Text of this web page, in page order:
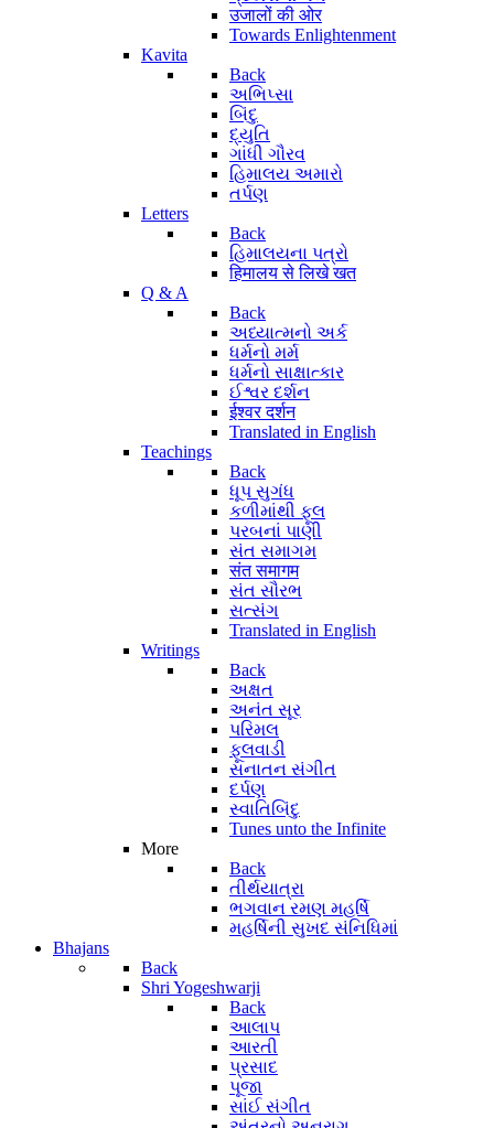
उजालों की ओर
Towards Enlightenment
Kavita
Back
અભિપ્સા
બિંદુ
દ્યુતિ
ગાંધી ગૌરવ
હિમાલય અમારો
તર્પણ
Letters
Back
હિમાલયના પત્રો
हिमालय से लिखे खत
Q & A
Back
અધ્યાત્મનો અર્ક
ધર્મનો મર્મ
ધર્મનો સાક્ષાત્કાર
ઈશ્વર દર્શન
ईश्वर दर्शन
Translated in English
Teachings
Back
ધૂપ સુગંધ
કળીમાંથી ફૂલ
પરબનાં પાણી
સંત સમાગમ
संत समागम
સંત સૌરભ
સત્સંગ
Translated in English
Writings
Back
અક્ષત
અનંત સૂર
પરિમલ
ફૂલવાડી
સનાતન સંગીત
દર્પણ
સ્વાતિબિંદુ
Tunes unto the Infinite
More
Back
તીર્થયાત્રા
ભગવાન રમણ મહર્ષિ
મહર્ષિની સુખદ સંનિધિમાં
Bhajans
Back
Shri Yogeshwarji
Back
આલાપ
આરતી
પ્રસાદ
પૂજા
સાંઈ સંગીત